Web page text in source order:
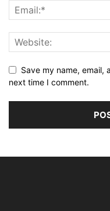
Save my name, email,
next time I comment.